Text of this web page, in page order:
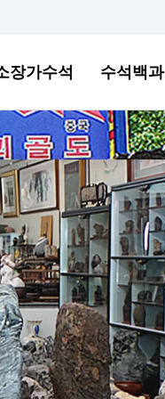
장가수석 수석백과